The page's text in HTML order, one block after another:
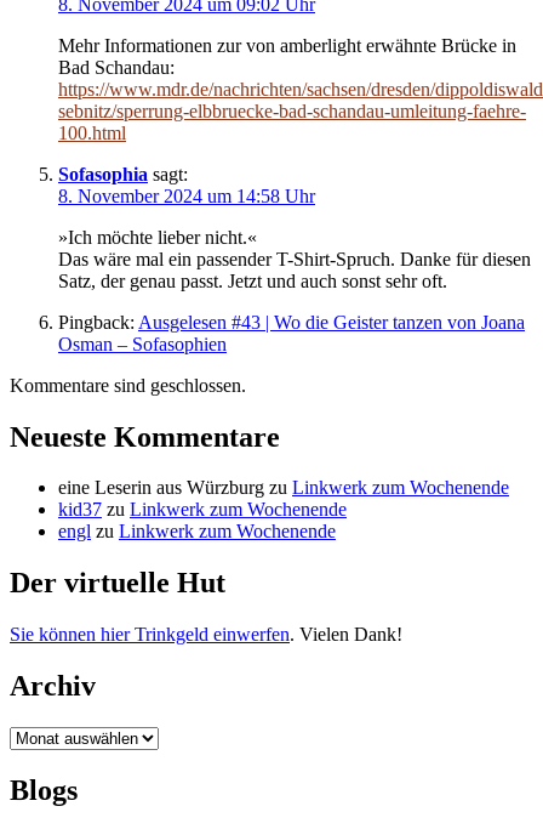
Mehr Informationen zur von amberlight erwähnte Brücke in
Bad Schandau:
https://www.mdr.de/nachrichten/sachsen/dresden/
sebnitz/sperrung-elbbruecke-bad-schandau-umleitung-faehre-
100.html
Sofasophia sagt:
8. November 2024 um 14:58 Uhr
»Ich möchte lieber nicht.«
Das wäre mal ein passender T-Shirt-Spruch. Danke für diesen
Satz, der genau passt. Jetzt und auch sonst sehr oft.
Pingback: Ausgelesen #43 | Wo die Geister tanzen von Joana
Osman – Sofasophien
Kommentare sind geschlossen.
Neueste Kommentare
eine Leserin aus Würzburg zu Linkwerk zum Wochenende
kid37 zu Linkwerk zum Wochenende
engl zu Linkwerk zum Wochenende
Der virtuelle Hut
Sie können hier Trinkgeld einwerfen. Vielen Dank!
Archiv
Archiv
Blogs